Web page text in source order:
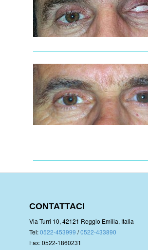
CONTATTACI
Via Turri 10, 42121 Reggio Emilia, Italia
Tel:0522-453999 /0522-433890
Fax: 0522-1860231